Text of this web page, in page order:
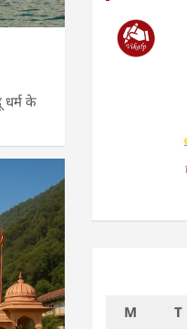
धर्म के
M
T